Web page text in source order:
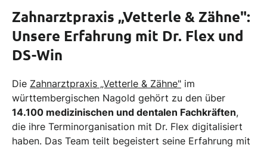
Zahnarztpraxis „Vetterle & Zähne":
Unsere Erfahrung mit Dr. Flex und
DS-Win
Die Zahnarztpraxis „Vetterle & Zähne" im
württembergischen Nagold gehört zu den über
14.100 medizinischen und dentalen Fachkräften,
die ihre Terminorganisation mit Dr. Flex digitalisiert
haben. Das Team teilt begeistert seine Erfahrung mit